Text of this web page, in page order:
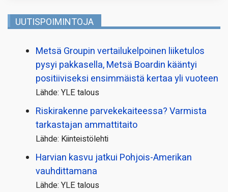
UUTISPOIMINTOJA
Metsä Groupin vertailu­kelpoinen liiketulos
pysyi pakkasella, Metsä Boardin kääntyi
positiiviseksi ensimmäistä kertaa yli vuoteen
Lähde: YLE talous
Riskirakenne parvekekaiteessa? Varmista
tarkastajan ammattitaito
Lähde: Kiinteistölehti
Harvian kasvu jatkui Pohjois-Amerikan
vauhdittamana
Lähde: YLE talous